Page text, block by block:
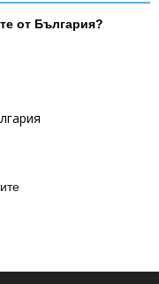
от България?